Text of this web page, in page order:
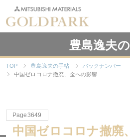
豊島逸夫
TOP 豊島逸夫の手帖
バックナンバー
中国ゼロコロナ撤廃、金への影響
Page3649
中国ゼロコロナ撤廃